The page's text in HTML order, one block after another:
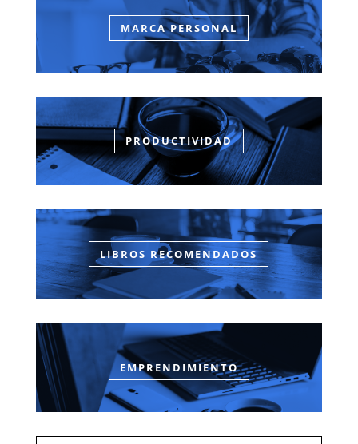
MARCA PERSONAL
PRODUCTIVIDAD
LIBROS RECOMENDADOS
EMPRENDIMIENTO